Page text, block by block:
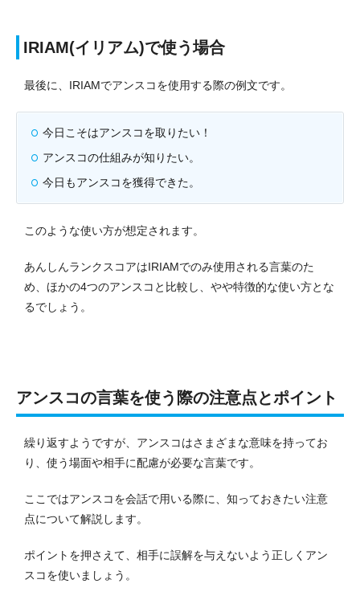
IRIAM(イリアム)で使う場合
最後に、IRIAMでアンスコを使用する際の例文です。
今日こそはアンスコを取りたい！
アンスコの仕組みが知りたい。
今日もアンスコを獲得できた。
このような使い方が想定されます。
あんしんランクスコアはIRIAMでのみ使用される言葉のた
め、ほかの4つのアンスコと比較し、やや特徴的な使い方とな
るでしょう。
アンスコの言葉を使う際の注意点とポイント
繰り返すようですが、アンスコはさまざまな意味を持ってお
り、使う場面や相手に配慮が必要な言葉です。
ここではアンスコを会話で用いる際に、知っておきたい注意
点について解説します。
ポイントを押さえて、相手に誤解を与えないよう正しくアン
スコを使いましょう。